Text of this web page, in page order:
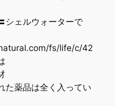
ェルウォーターで
fs/life/c/42
品は全く入ってい